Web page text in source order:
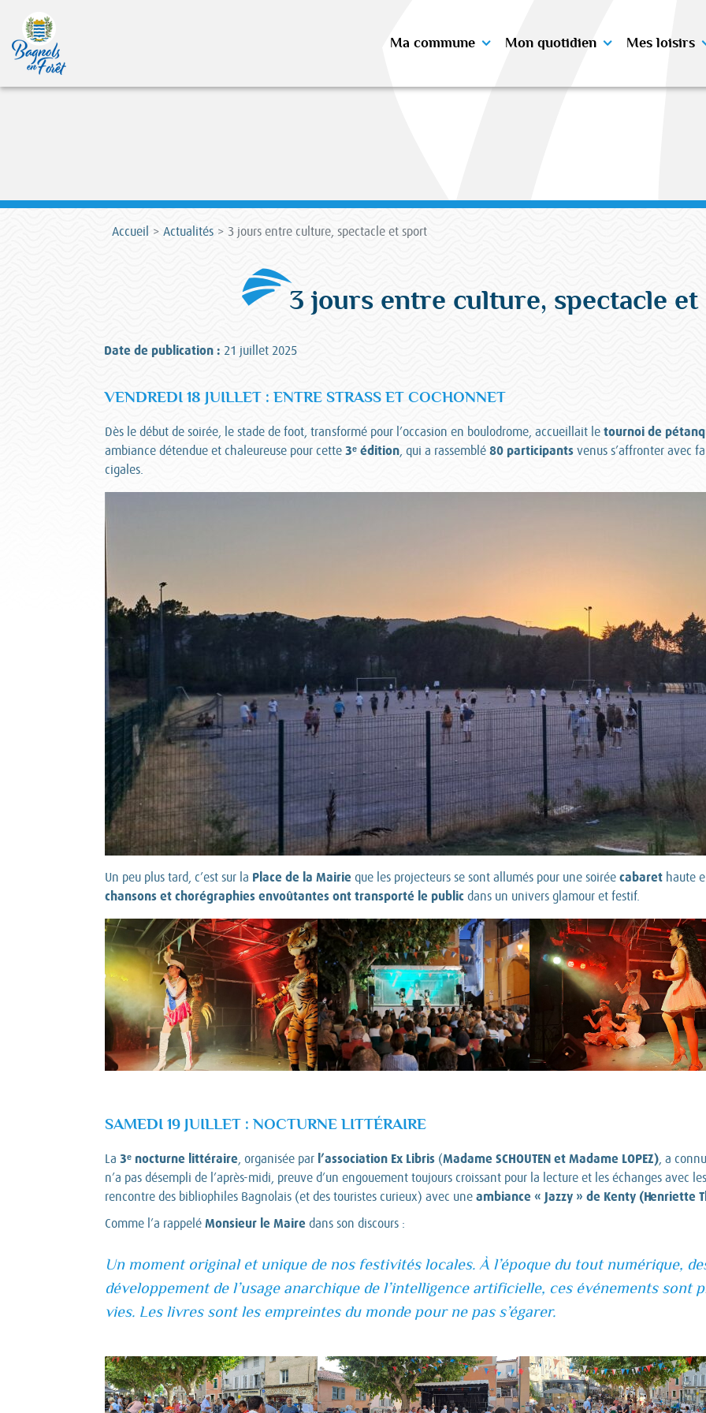
Ma commune Mon quotidien Mes loisirs
Accueil Actualités 3 jours entre culture, spectacle et sport
3 jours entre culture, spectacle
Date de publication : 21 juillet 2025
VENDREDI 18 JUILLET : ENTRE STRASS ET COCHONNET
Dès le début de soirée, le stade de foot, transformé pour l’occasion en boulodrome, accueillait le tournoi de
ambiance détendue et chaleureuse pour cette 3ᵉ édition , qui a rassemblé 80 participants venus s’affronter avec
cigales.
Un peu plus tard, c’est sur la Place de la Mairie que les projecteurs se sont allumés pour une soirée cabaret haute
chansons et chorégraphies envoûtantes ont transporté le public dans un univers glamour et festif.
SAMEDI 19 JUILLET : NOCTURNE LITTÉRAIRE
La 3ᵉ nocturne littéraire, organisée par l’association Ex Libris (Madame SCHOUTEN et Madame LOPEZ), a
n’a pas désempli de l’après-midi, preuve d’un engouement toujours croissant pour la lecture et les échanges avec
rencontre des bibliophiles Bagnolais (et des touristes curieux) avec une ambiance « Jazzy » de Kenty (Henriette
Comme l’a rappelé Monsieur le Maire dans son discours :
Un moment original et unique de nos festivités locales. À l’époque du tout numérique,
développement de l’usage anarchique de l’intelligence artificielle, ces événements sont
vies. Les livres sont les empreintes du monde pour ne pas s’égarer.